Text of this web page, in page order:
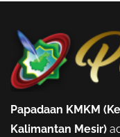
Papadaan KMKM
Kalimantan Mesir)